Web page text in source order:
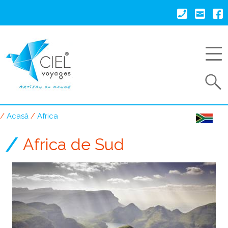
conţinutul
Acasă Africa
Africa de Sud